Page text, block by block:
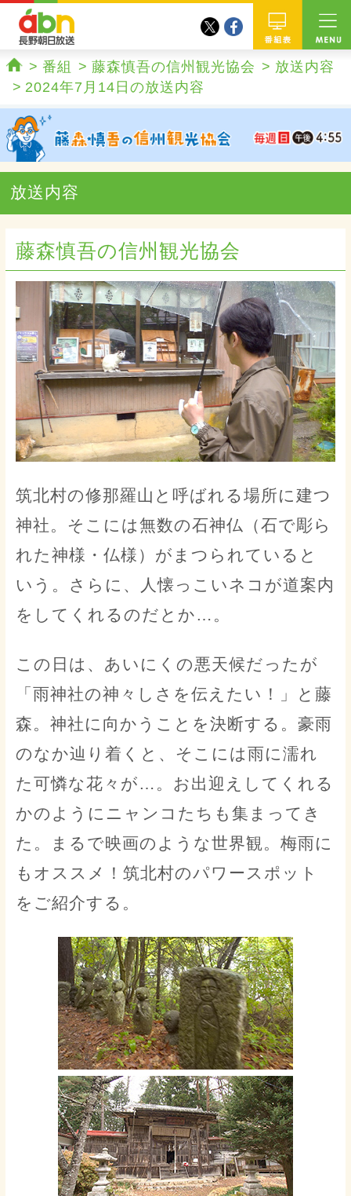
番組
twitterfacebook
ホーム
番組 藤森慎吾の信州観光協会
放送内容
2024年7月14日の放送内容
放送内容
藤森慎吾の信州観光協会
筑北村の修那羅山と呼ばれる場所に建つ
神社。そこには無数の石神仏（石で彫ら
れた神様・仏様）がまつられていると
いう。さらに、人懐っこいネコが道案内
をしてくれるのだとか…。
この日は、あいにくの悪天候だったが
「雨神社の神々しさを伝えたい！」と藤
森。神社に向かうことを決断する。豪雨
のなか辿り着くと、そこには雨に濡れ
た可憐な花々が…。お出迎えしてくれる
かのようにニャンコたちも集まってき
た。まるで映画のような世界観。梅雨に
もオススメ！筑北村のパワースポット
をご紹介する。